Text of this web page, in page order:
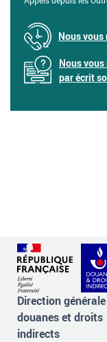
Nous
Nous
par écrit
Direction
douanes et droits
indirects